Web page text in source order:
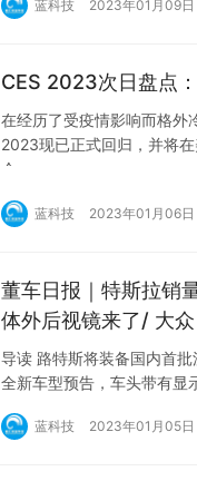
蓝科技 2023年01月09日
CES 2023次日盘点
在经历了受疫情影响而格
2023现已正式回归，并将
会。
蓝科技 2023年01月06日
董车日报｜特斯拉销
体外后视镜来了/ 大
导读 路特斯将装备国内首
全新车型预告，车头带有显
蓝科技 2023年01月05日